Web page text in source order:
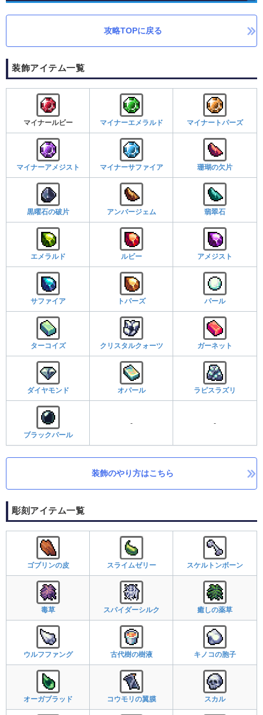
攻略TOPに戻る
装飾アイテム一覧
マイナールビー マイナーエメラルド マイナートパーズ
マイナーアメジスト マイナーサファイア 珊瑚の欠片
黒曜石の破片 アンバージェム 翡翠石
エメラルド ルビー アメジスト
サファイア トパーズ パール
ターコイズ クリスタルクォーツ ガーネット
ダイヤモンド オパール ラピスラズリ
ブラックパール
- -
装飾のやり方はこちら
彫刻アイテム一覧
ゴブリンの皮 スライムゼリー スケルトンボーン
毒草 スパイダーシルク 癒しの薬草
ウルフファング 古代樹の樹液 キノコの胞子
オーガブラッド コウモリの翼膜 スカル